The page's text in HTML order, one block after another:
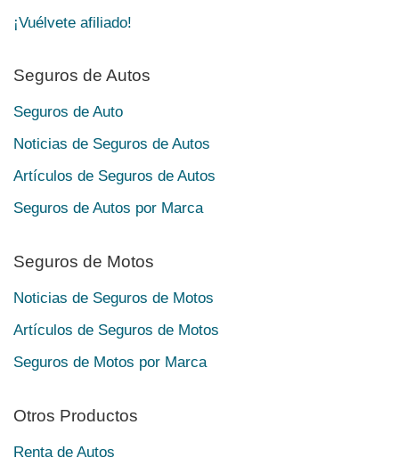
¡Vuélvete afiliado!
Seguros de Autos
Seguros de Auto
Noticias de Seguros de Autos
Artículos de Seguros de Autos
Seguros de Autos por Marca
Seguros de Motos
Noticias de Seguros de Motos
Artículos de Seguros de Motos
Seguros de Motos por Marca
Otros Productos
Renta de Autos